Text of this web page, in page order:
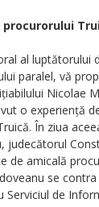
al luptătorului
paralel, vă
Nicolae
o experiență
În ziua
judecătorul
de amicală
se contra
Serviciul de